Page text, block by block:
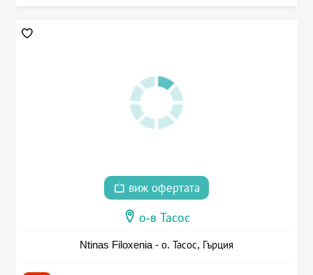
виж офертата
о-в Тасос
Ntinas Filoxenia - о. Тасос, Гърция